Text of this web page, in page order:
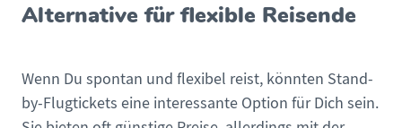
Alternative für flexible Reisende
Wenn Du spontan und flexibel reist, könnten Stand-
by-Flugtickets eine interessante Option für Dich sein.